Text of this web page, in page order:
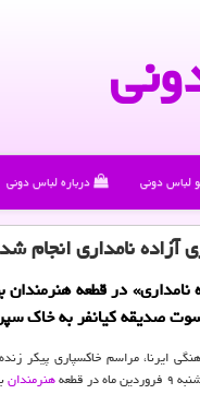
لباس دونی درباره لباس دونی
آزاده نامداری انجام شد
نامداری» در قطعه
صدیقه کیانفر به خاک
ایرنا، مراسم خاکسپاری پیکر
قطعه
هنرمندان